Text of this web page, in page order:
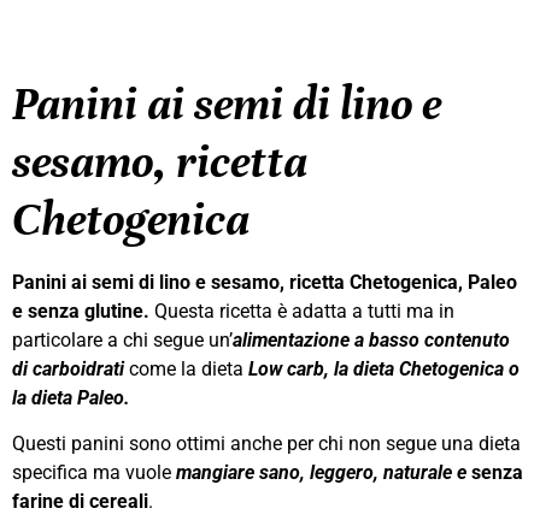
Panini ai semi di lino e
sesamo, ricetta
Chetogenica
Panini ai semi di lino e sesamo, ricetta Chetogenica, Paleo
e senza glutine. Questa ricetta è adatta a tutti ma in
particolare a chi segue un’alimentazione a basso contenuto
di carboidraticome la dieta Lowcarb, la dieta Chetogenica o
la dieta Paleo.
Questi panini sono ottimi anche per chi non segue una dieta
specifica ma vuole mangiare sano, leggero, naturale e senza
farine di cereali.